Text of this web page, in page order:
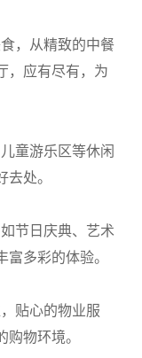
，从精致的中餐
，应有尽有，为
童游乐区等休闲
处。
节日庆典、艺术
多彩的体验。
贴心的物业服
物环境。